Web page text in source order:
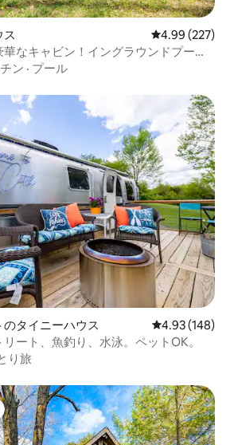
ス レビュー227
4.99 (227)
なキャビン！イングラウンドプー
ン · プール
タイニーハウス レビュー148
4.93 (148)
ート、魚釣り、水泳。ペットOK。
り旅
イスです。